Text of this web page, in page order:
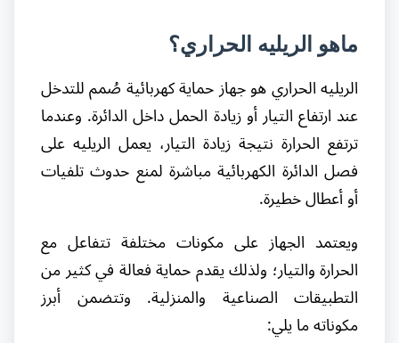
ماهو الريليه الحراري؟
الريليه الحراري هو جهاز حماية كهربائية صُمم للتدخل
عند ارتفاع التيار أو زيادة الحمل داخل الدائرة. وعندما
ترتفع الحرارة نتيجة زيادة التيار، يعمل الريليه على
فصل الدائرة الكهربائية مباشرة لمنع حدوث تلفيات
أو أعطال خطيرة.
ويعتمد الجهاز على مكونات مختلفة تتفاعل مع
الحرارة والتيار؛ ولذلك يقدم حماية فعالة في كثير من
التطبيقات الصناعية والمنزلية. وتتضمن أبرز
مكوناته ما يلي: